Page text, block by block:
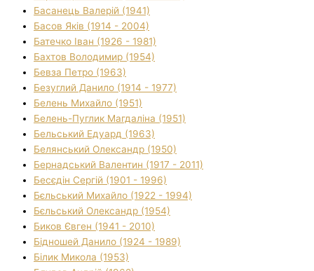
Басанець Валерій (1941)
Басов Яків (1914 - 2004)
Батечко Іван (1926 - 1981)
Бахтов Володимир (1954)
Бевза Петро (1963)
Безуглий Данило (1914 - 1977)
Белень Михайло (1951)
Белень-Пуглик Магдаліна (1951)
Бельський Едуард (1963)
Белянський Олександр (1950)
Бернадський Валентин (1917 - 2011)
Бесєдін Сергій (1901 - 1996)
Бєльський Михайло (1922 - 1994)
Бєльський Олександр (1954)
Биков Євген (1941 - 2010)
Бідношей Данило (1924 - 1989)
Білик Микола (1953)